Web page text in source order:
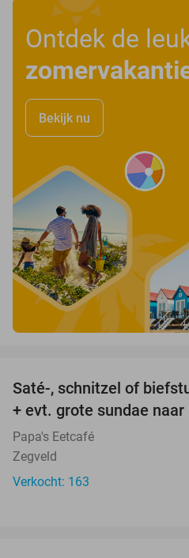
Ontdek de
Bekijk nu
Saté-, schnitzel of
+ evt. grote sundae naar
Papa's Eetcafé
Zegveld
Verkocht: 163